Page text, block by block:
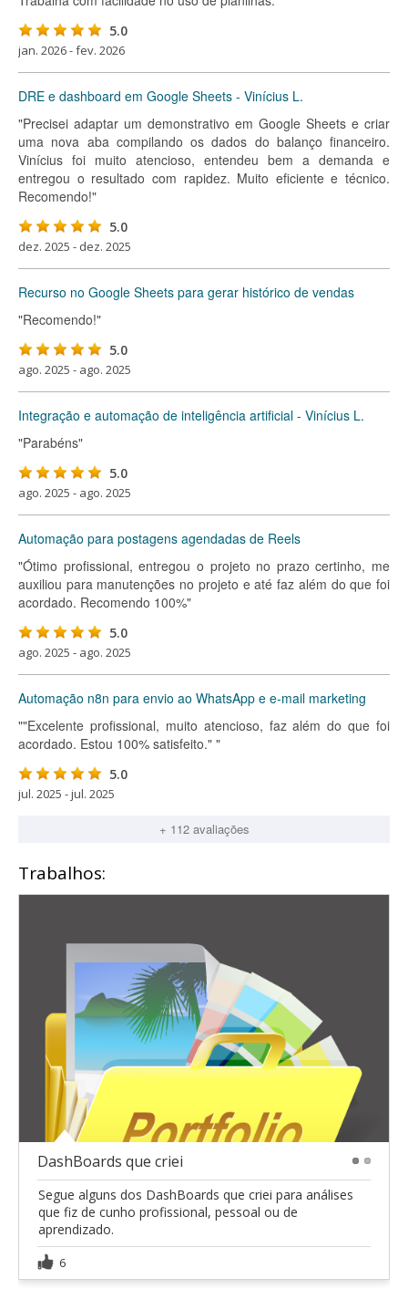
5.0
jan. 2026 - fev. 2026
DRE e dashboard em Google Sheets - Vinícius L.
"Precisei adaptar um demonstrativo em Google Sheets e criar
uma nova aba compilando os dados do balanço financeiro.
Vinícius foi muito atencioso, entendeu bem a demanda e
entregou o resultado com rapidez. Muito eficiente e técnico.
Recomendo!"
5.0
dez. 2025 - dez. 2025
Recurso no Google Sheets para gerar histórico de vendas
"Recomendo!"
5.0
ago. 2025 - ago. 2025
Integração e automação de inteligência artificial - Vinícius L.
"Parabéns"
5.0
ago. 2025 - ago. 2025
Automação para postagens agendadas de Reels
"Ótimo profissional, entregou o projeto no prazo certinho, me
auxiliou para manutenções no projeto e até faz além do que foi
acordado. Recomendo 100%"
5.0
ago. 2025 - ago. 2025
Automação n8n para envio ao WhatsApp e e-mail marketing
""Excelente profissional, muito atencioso, faz além do que foi
acordado. Estou 100% satisfeito." "
5.0
jul. 2025 - jul. 2025
+ 112 avaliações
Trabalhos:
DashBoards que criei
Segue alguns dos DashBoards que criei para análises
que fiz de cunho profissional, pessoal ou de
aprendizado.
6